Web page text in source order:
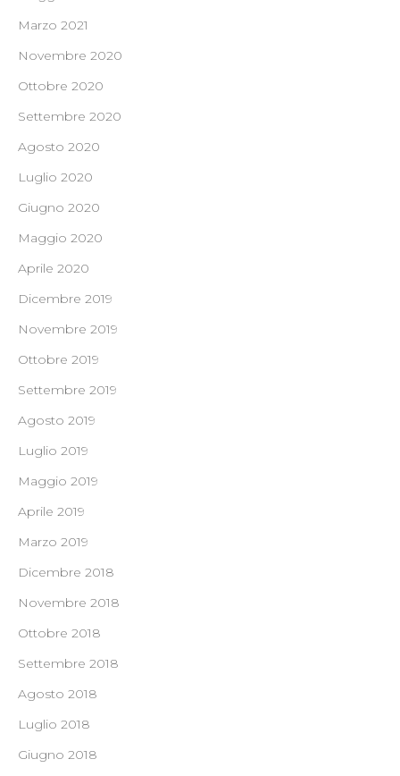
Marzo 2021
Novembre 2020
Ottobre 2020
Settembre 2020
Agosto 2020
Luglio 2020
Giugno 2020
Maggio 2020
Aprile 2020
Dicembre 2019
Novembre 2019
Ottobre 2019
Settembre 2019
Agosto 2019
Luglio 2019
Maggio 2019
Aprile 2019
Marzo 2019
Dicembre 2018
Novembre 2018
Ottobre 2018
Settembre 2018
Agosto 2018
Luglio 2018
Giugno 2018